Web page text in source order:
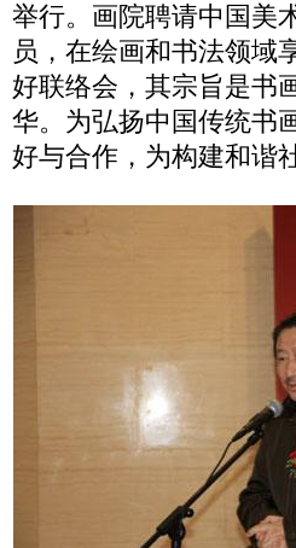
举行。画院聘请中国美
员，在绘画和书法领域
好联络会，其宗旨是书
华。为弘扬中国传统书
好与合作，为构建和谐